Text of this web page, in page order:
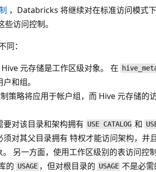
，Databricks 将继续对在标准访问模式
访问控制。
：
元存储是工作区级对象。 在
和组。
策略将应用于帐户组，而 Hive 元存储的
对该目录和架构拥有 USE CATALOG 和
对其父目录拥有 特权才能访问架构，并
另一方面，使用工作区级别的表访问控
的 USAGE，但对根目录的 USAGE 不是必需